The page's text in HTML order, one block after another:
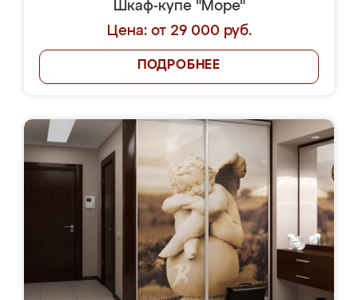
Шкаф-купе "Море"
Цена: от 29 000 руб.
ПОДРОБНЕЕ